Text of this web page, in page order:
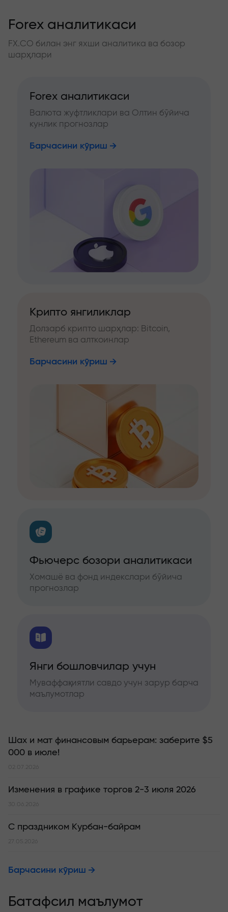
Forex аналитикаси
FX.CO билан энг яхши аналитика ва бозор
шарҳлари
Forex аналитикаси
Валюта жуфтликлари ва Олтин бўйича
кунлик прогнозлар
Барчасини кўриш
Крипто янгиликлар
Долзарб крипто шарҳлар: Bitcoin,
Ethereum ва алткоинлар
Барчасини кўриш
Фьючерс бозори аналитикаси
Хомашё ва фонд индекслари бўйича
прогнозлар
Янги бошловчилар учун
Муваффақиятли савдо учун зарур барча
маълумотлар
Шах и мат финансовым барьерам: заберите $5
000 в июле!
02.07.2026
Изменения в графике торгов 2-3 июля 2026
30.06.2026
С праздником Курбан-байрам
27.05.2026
Барчасини кўриш
Батафсил маълумот